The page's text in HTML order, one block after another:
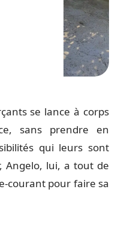
se lance à corps
sans prendre en
qui leurs sont
Angelo, lui, a tout de
courant pour faire sa